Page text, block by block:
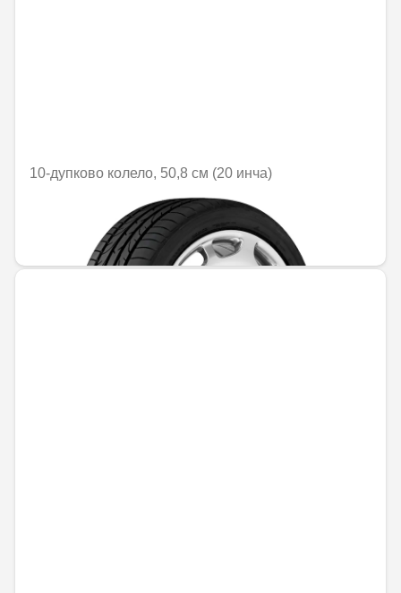
10-дупково колело, 50,8 см (20 инча)
Не е налично онлайн
1754,63 € / 3431,75 лв.